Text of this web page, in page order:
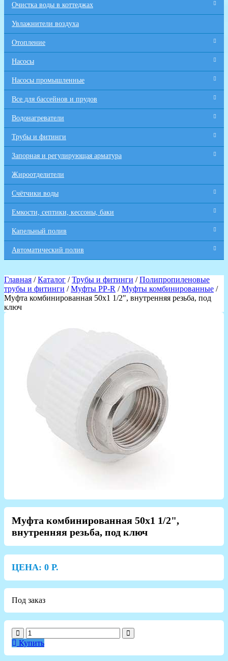
Очистка воды в коттеджах
Увлажнители воздуха
Отопление
Насосы
Насосы промышленные
Все для бaссейнов и прудов
Водонагреватели
Трубы и фитинги
Запорная и регулирующая арматура
Жироотделители
Счётчики воды
Емкости, септики, кессоны, баки
Капельный полив
Автоматический полив
Главная /Каталог /Трубы и фитинги /Полипропиленовые
трубы и фитинги /Муфты PP-R /Муфты комбинированные /
Муфта комбинированная 50х1 1/2", внутренняя резьба, под
ключ
Муфта комбинированная 50х1 1/2",
внутренняя резьба, под ключ
ЦЕНА: 0 Р.
Под заказ
Купить